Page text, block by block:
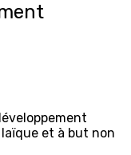
et à but non